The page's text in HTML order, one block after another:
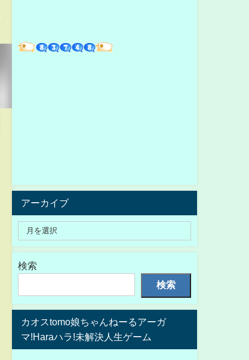
アーカイブ
検索
検索
カオスtomo娘ちゃんねーるアーガ
マ!Haraハラ!未解決人生ゲーム